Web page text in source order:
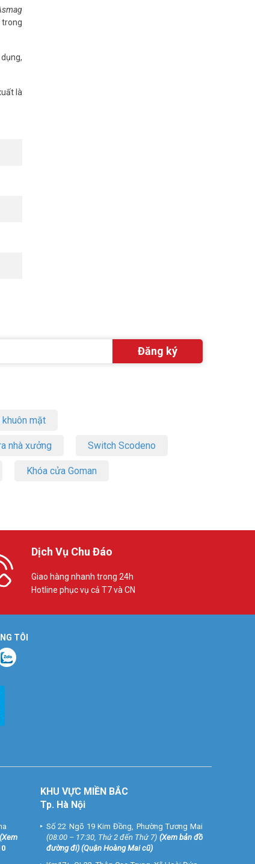
trong
là
khuôn mặt
nhà xưởng Switch Scodeno
Khóa cửa Goman
Dịch Vụ Chu Đáo
Giao hàng nhanh trong 24h
Hotline phục vụ cả T7 và CN
TÔI
(Xem
KHU VỰC MIỀN BẮC
Tp. Hà Nội
Số 22 Ngõ 19 Kim Đồng, Phường Tương Mai
(08:00 – 17:30, Thứ 2 đến Thứ 7) (Xem bản đồ
đường đi) (Quận Hoàng Mai cũ)